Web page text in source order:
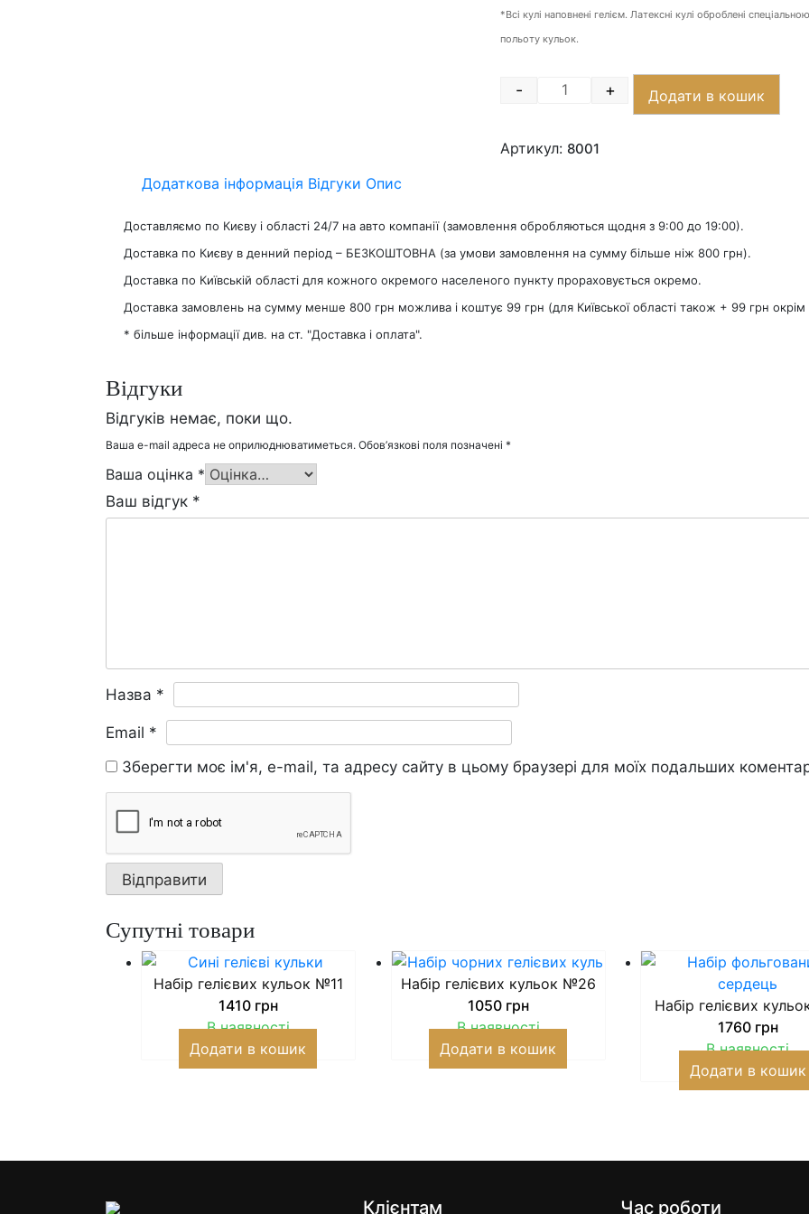
*Всі кулі наповнені гелієм. Латексні кулі оброблені
польоту кульок.
Quantity
- + Додати в кошик
Артикул: 8001
Додаткова інформація Відгуки Опис
Доставляємо по Києву і області 24/7 на авто компанії (замовлення обробляються щодня з 9:00 до 19:00).
Доставка по Києву в денний період – БЕЗКОШТОВНА (за умови замовлення на сумму більше ніж 800 грн).
Доставка по Київській області для кожного окремого населеного пункту прораховується окремо.
Доставка замовлень на сумму менше 800 грн можлива і коштує 99 грн (для Київської області також + 99 грн
* більше інформації див. на ст. "Доставка і оплата".
Відгуки
Відгуків немає, поки що.
Ваша e-mail адреса не оприлюднюватиметься. Обов’язкові поля позначені *
Ваша оцінка *
Ваш відгук *
Назва *
Email *
Зберегти моє ім'я, e-mail, та адресу сайту в цьому браузері для моїх подальших
Супутні товари
Набір гелієвих кульок №11
1410грн
В наявності
Додати в кошик
Набір гелієвих кульок №26
1050грн
В наявності
Додати в кошик
Набір гелієвих
1760грн
В наявності
Додати в кошик
Клієнтам Час роботи